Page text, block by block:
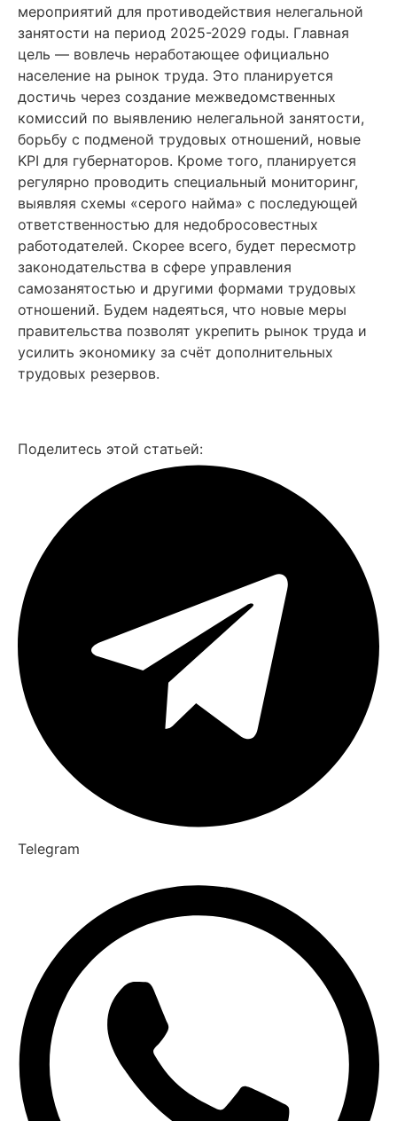
мероприятий для противодействия нелегальной
занятости на период 2025-2029 годы. Главная
цель — вовлечь неработающее официально
население на рынок труда. Это планируется
достичь через создание межведомственных
комиссий по выявлению нелегальной занятости,
борьбу с подменой трудовых отношений, новые
KPI для губернаторов. Кроме того, планируется
регулярно проводить специальный мониторинг,
выявляя схемы «серого найма» с последующей
ответственностью для недобросовестных
работодателей. Скорее всего, будет пересмотр
законодательства в сфере управления
самозанятостью и другими формами трудовых
отношений. Будем надеяться, что новые меры
правительства позволят укрепить рынок труда и
усилить экономику за счёт дополнительных
трудовых резервов.
Поделитесь этой статьей:
Telegram